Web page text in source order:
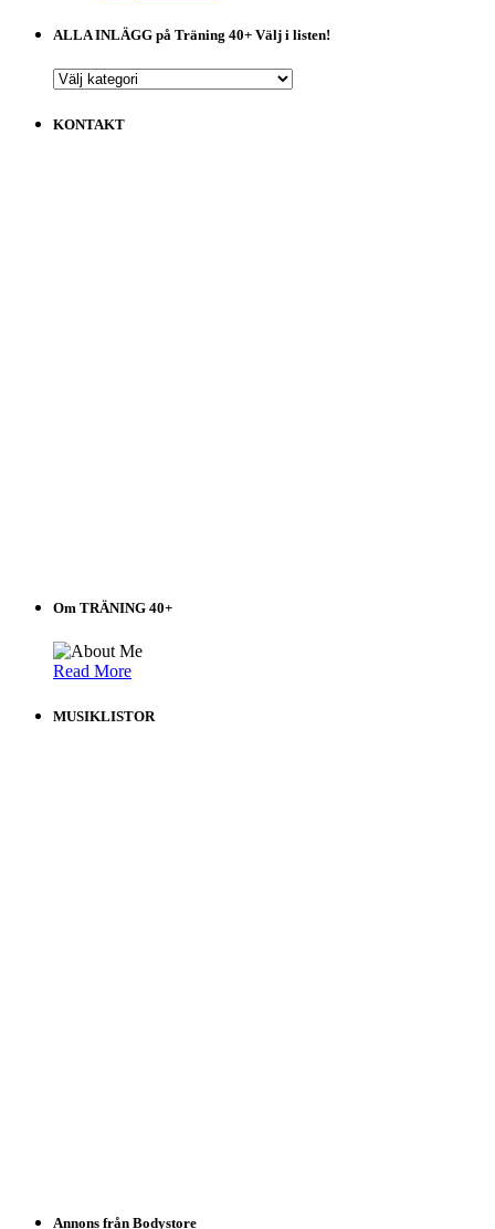
ALLA INLÄGG på Träning 40+ Välj i listen!
ALLA
på
KONTAKT
Om TRÄNING 40+
Read More
MUSIKLISTOR
Annons från Bodystore